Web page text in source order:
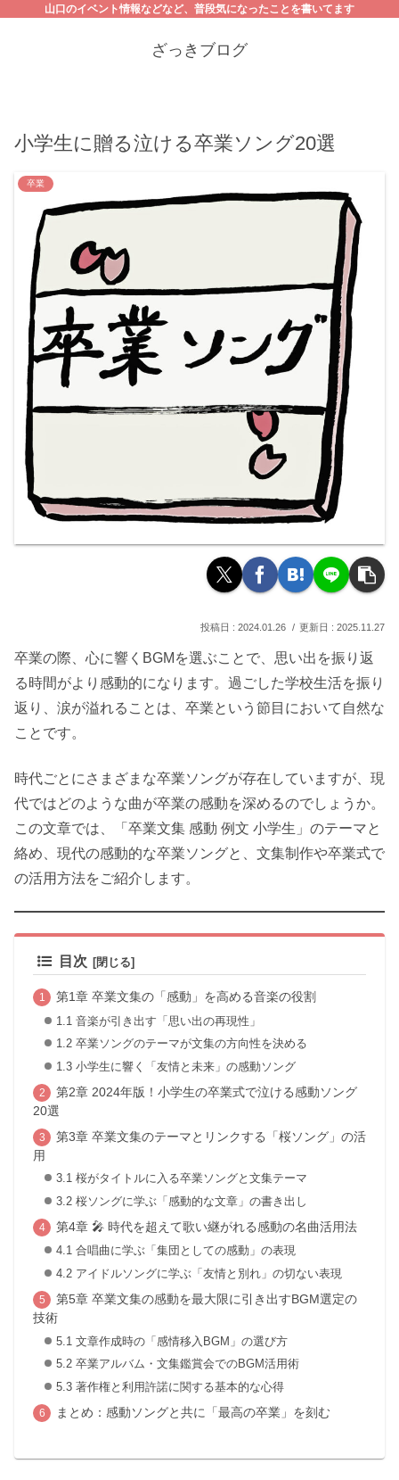
山口のイベント情報などなど、普段気になったことを書いてます
ざっきブログ
小学生に贈る泣ける卒業ソング20選
卒業
2024.01.26 2025.11.27
卒業の際、心に響くBGMを選ぶことで、思い出を振り返
る時間がより感動的になります。過ごした学校生活を振り
返り、涙が溢れることは、卒業という節目において自然な
ことです。
時代ごとにさまざまな卒業ソングが存在していますが、現
代ではどのような曲が卒業の感動を深めるのでしょうか。
この文章では、「卒業文集 感動 例文 小学生」のテーマと
絡め、現代の感動的な卒業ソングと、文集制作や卒業式で
の活用方法をご紹介します。
目次
第1章 卒業文集の「感動」を高める音楽の役割
1.1 音楽が引き出す「思い出の再現性」
1.2 卒業ソングのテーマが文集の方向性を決める
1.3 小学生に響く「友情と未来」の感動ソング
第2章 2024年版！小学生の卒業式で泣ける感動ソング
20選
第3章 卒業文集のテーマとリンクする「桜ソング」の活
用
3.1 桜がタイトルに入る卒業ソングと文集テーマ
3.2 桜ソングに学ぶ「感動的な文章」の書き出し
第4章 🎤 時代を超えて歌い継がれる感動の名曲活用法
4.1 合唱曲に学ぶ「集団としての感動」の表現
4.2 アイドルソングに学ぶ「友情と別れ」の切ない表現
第5章 卒業文集の感動を最大限に引き出すBGM選定の
技術
5.1 文章作成時の「感情移入BGM」の選び方
5.2 卒業アルバム・文集鑑賞会でのBGM活用術
5.3 著作権と利用許諾に関する基本的な心得
まとめ：感動ソングと共に「最高の卒業」を刻む